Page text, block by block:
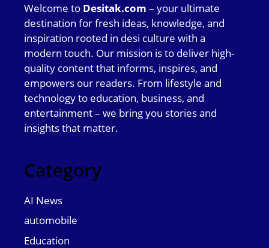
Welcome to Desitak.com – your ultimate
destination for fresh ideas, knowledge, and
inspiration rooted in desi culture with a
modern touch. Our mission is to deliver high-
quality content that informs, inspires, and
empowers our readers. From lifestyle and
technology to education, business, and
entertainment – we bring you stories and
insights that matter.
Category
AI News
automobile
Education